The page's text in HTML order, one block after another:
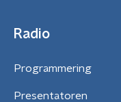
Radio
Programmering
Presentatoren